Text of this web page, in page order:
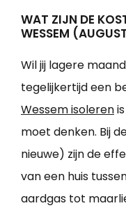
WAT ZIJN DE
WESSEM
Wil jij lagere
tegelijkertijd een
Wessem isoleren
moet denken. Bij
nieuwe) zijn de
van een huis
aardgas tot